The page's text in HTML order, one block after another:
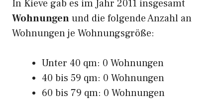
In Kieve gab es im Jahr 2011 insgesamt
Wohnungenund die folgende Anzahl an
Wohnungen je Wohnungsgröße:
Unter 40 qm: 0 Wohnungen
40 bis 59 qm: 0 Wohnungen
60 bis 79 qm: 0 Wohnungen